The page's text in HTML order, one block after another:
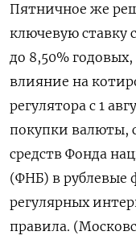
Пятничное же
ключевую ставку
до 8,50%
влияние на
регулятора с 1
покупки валюты,
средств Фонда
(ФНБ) в
регулярных
правила.